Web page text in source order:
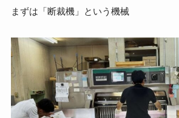
まずは「断裁機」という機械